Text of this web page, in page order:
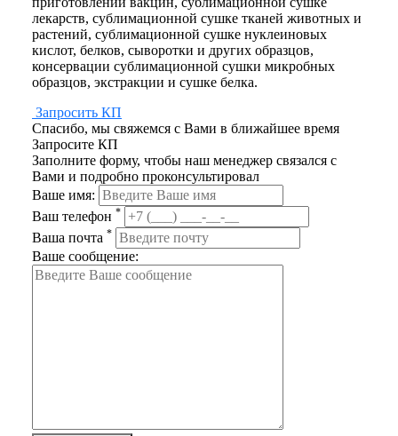
лекарств, сублимационной сушке тканей животных и
растений, сублимационной сушке нуклеиновых
кислот, белков, сыворотки и других образцов,
консервации сублимационной сушки микробных
образцов, экстракции и сушке белка.
Запросить КП
Спасибо, мы свяжемся с Вами в ближайшее время
Запросите КП
Заполните форму, чтобы наш менеджер связался с
Вами и подробно проконсультировал
Ваше имя:
Ваш телефон *
Ваша почта *
Ваше сообщение: